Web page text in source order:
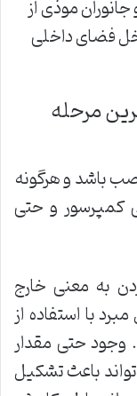
موذی از
فضای داخلی
مرحله
باشد و هرگونه
کمپرسور و حتی
به معنی خارج
با استفاده از
حتی مقدار
باعث تشکیل